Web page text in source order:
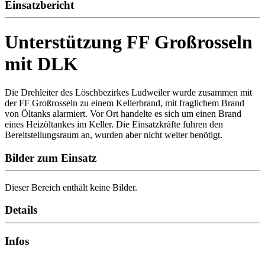
Einsatzbericht
Unterstützung FF Großrosseln
mit DLK
Die Drehleiter des Löschbezirkes Ludweiler wurde zusammen mit
der FF Großrosseln zu einem Kellerbrand, mit fraglichem Brand
von Öltanks alarmiert. Vor Ort handelte es sich um einen Brand
eines Heizöltankes im Keller. Die Einsatzkräfte fuhren den
Bereitstellungsraum an, wurden aber nicht weiter benötigt.
Bilder zum Einsatz
Dieser Bereich enthält keine Bilder.
Details
Infos